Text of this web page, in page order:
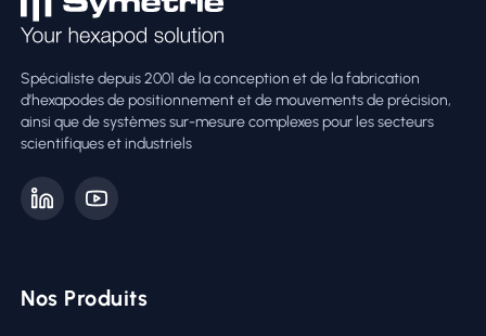
Spécialiste depuis 2001 de la conception et de la fabrication
d’hexapodes de positionnement et de mouvements de précision,
ainsi que de systèmes sur-mesure complexes pour les secteurs
scientifiques et industriels
Nos Produits